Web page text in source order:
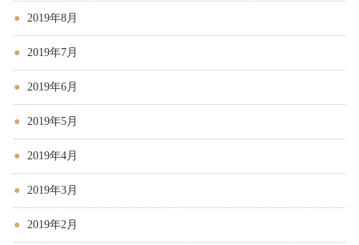
2019年8月
2019年7月
2019年6月
2019年5月
2019年4月
2019年3月
2019年2月